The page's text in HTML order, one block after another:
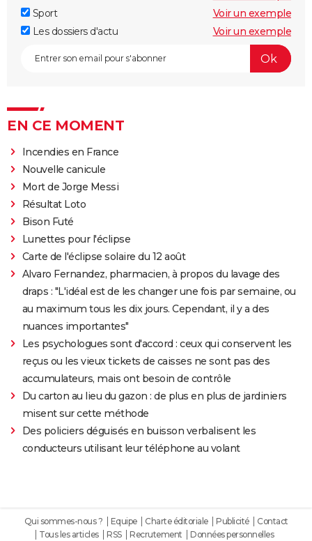
Sport
Voir un exemple
Les dossiers d'actu
Voir un exemple
EN CE MOMENT
Incendies en France
Nouvelle canicule
Mort de Jorge Messi
Résultat Loto
Bison Futé
Lunettes pour l'éclipse
Carte de l'éclipse solaire du 12 août
Alvaro Fernandez, pharmacien, à propos du lavage des
draps : "L'idéal est de les changer une fois par semaine, ou
au maximum tous les dix jours. Cependant, il y a des
nuances importantes"
Les psychologues sont d'accord : ceux qui conservent les
reçus ou les vieux tickets de caisses ne sont pas des
accumulateurs, mais ont besoin de contrôle
Du carton au lieu du gazon : de plus en plus de jardiniers
misent sur cette méthode
Des policiers déguisés en buisson verbalisent les
conducteurs utilisant leur téléphone au volant
Qui sommes-nous ? Equipe Charte éditoriale Publicité
Contact
Tous les articles
RSS Recrutement Données personnelles